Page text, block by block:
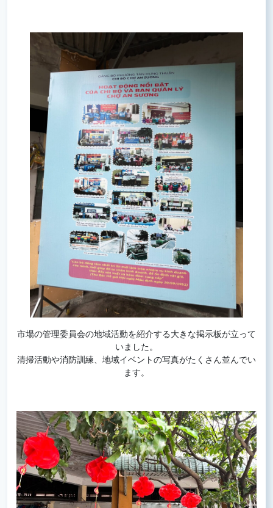
市場の管理委員会の地域活動を紹介する大きな掲示板が立って
いました。
清掃活動や消防訓練、地域イベントの写真がたくさん並んでい
ます。